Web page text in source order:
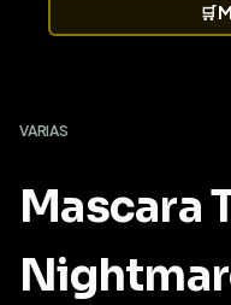
🛒
VARIAS
Mascara